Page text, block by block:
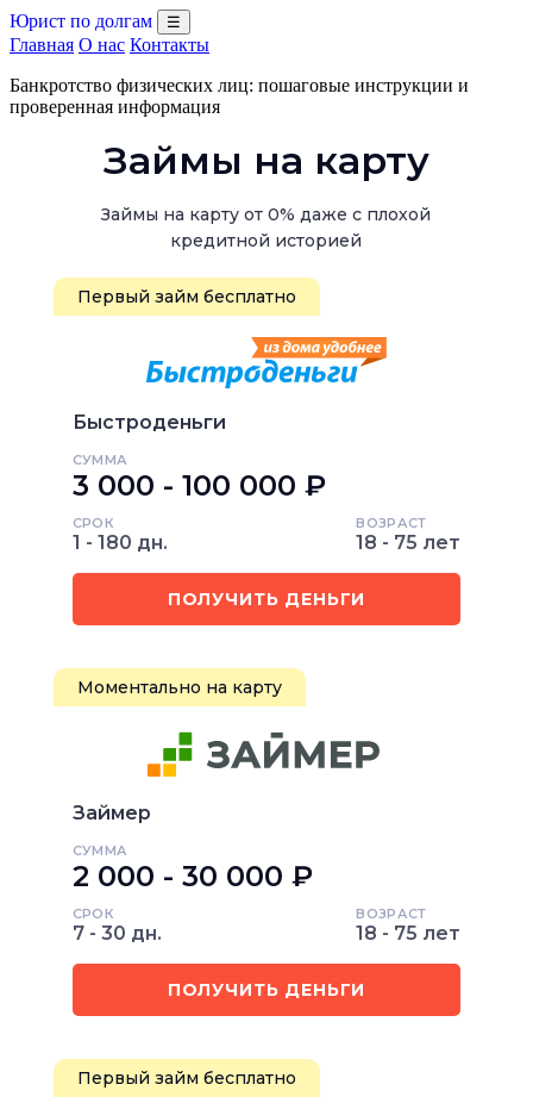
Юрист по долгам ☰
Главная О нас Контакты
Банкротство физических лиц: пошаговые инструкции и
проверенная информация
Займы на карту
Займы на карту от 0% даже с плохой
кредитной историей
Первый займ бесплатно
Быстроденьги
СУММА
3 000 - 100 000 ₽
СРОК
1 - 180 дн.
ВОЗРАСТ
18 - 75 лет
ПОЛУЧИТЬ ДЕНЬГИ
Моментально на карту
Займер
СУММА
2 000 - 30 000 ₽
СРОК
7 - 30 дн.
ВОЗРАСТ
18 - 75 лет
ПОЛУЧИТЬ ДЕНЬГИ
Первый займ бесплатно